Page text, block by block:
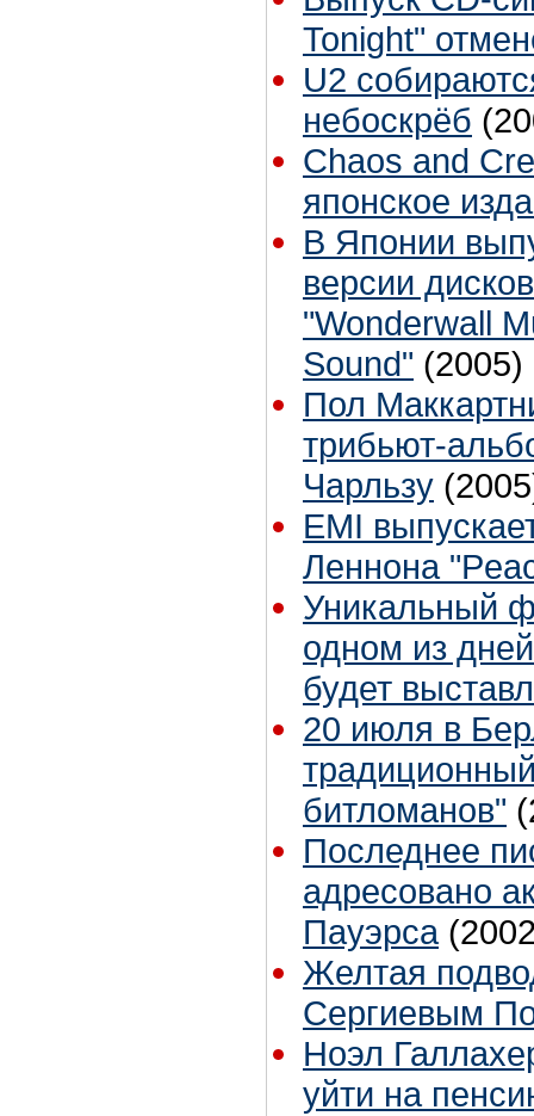
Tonight"
U2
небоскрёб
Chaos and
японское
В Японии
версии
"Wonderwall
Sound" (2005)
Пол
трибьют-
Чарльзу
EMI
Леннона
Уникальный
одном из
будет
20 июля в
битломанов"
Последнее
адресовано
Пауэрса
Желтая
Сергиевым
Ноэл
уйти на